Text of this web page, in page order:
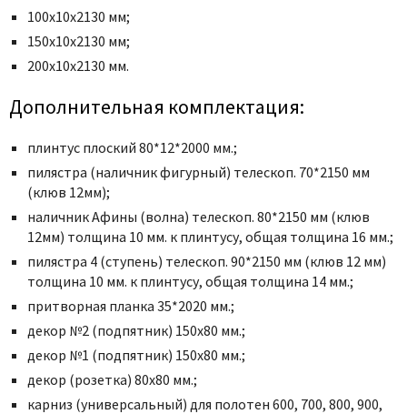
100х10х2130 мм;
150х10х2130 мм;
200х10х2130 мм.
Дополнительная комплектация:
плинтус плоский 80*12*2000 мм.;
пилястра (наличник фигурный) телескоп. 70*2150 мм
(клюв 12мм);
наличник Афины (волна) телескоп. 80*2150 мм (клюв
12мм) толщина 10 мм. к плинтусу, общая толщина 16 мм.;
пилястра 4 (ступень) телескоп. 90*2150 мм (клюв 12 мм)
толщина 10 мм. к плинтусу, общая толщина 14 мм.;
притворная планка 35*2020 мм.;
декор №2 (подпятник) 150х80 мм.;
декор №1 (подпятник) 150х80 мм.;
декор (розетка) 80х80 мм.;
карниз (универсальный) для полотен 600, 700, 800, 900,